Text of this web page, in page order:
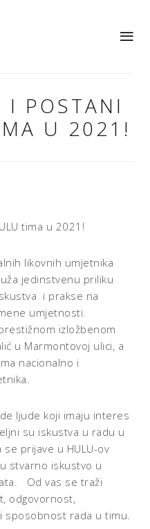
I POSTANI
U 2021!
tima u 2021!
likovnih umjetnika
jedinstvenu priliku
i prakse na
umjetnosti.
izložbenom
u Marmontovoj ulici, a
nacionalno i
ljude koji imaju interes
su iskustva u radu u
prijave u HULU-ov
stvarno iskustvo u
Od vas se traži
odgovornost,
sposobnost rada u timu.